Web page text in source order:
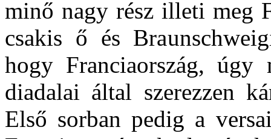
minő nagy rész illeti meg
csakis ő és
hogy Franciaország,
diadalai által szerezzen
Első sorban pedig a